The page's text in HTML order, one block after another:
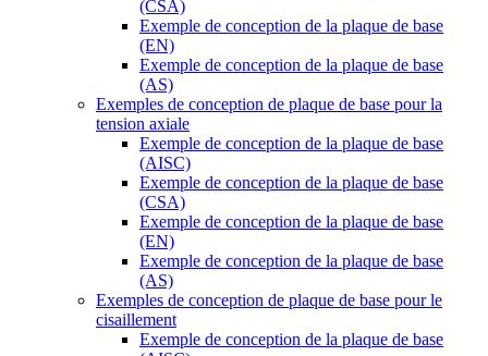
(CSA)
Exemple de conception de la plaque de base
(EN)
Exemple de conception de la plaque de base
(AS)
Exemples de conception de plaque de base pour la
tension axiale
Exemple de conception de la plaque de base
(AISC)
Exemple de conception de la plaque de base
(CSA)
Exemple de conception de la plaque de base
(EN)
Exemple de conception de la plaque de base
(AS)
Exemples de conception de plaque de base pour le
cisaillement
Exemple de conception de la plaque de base